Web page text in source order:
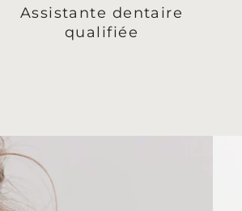
Assistante dentaire
qualifiée